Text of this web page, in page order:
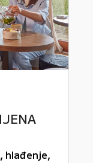
hlađenje,